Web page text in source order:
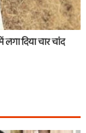
दिया चार चांद